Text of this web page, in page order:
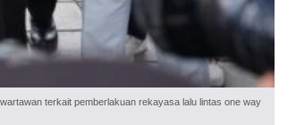
terkait pemberlakuan rekayasa lalu lintas one way